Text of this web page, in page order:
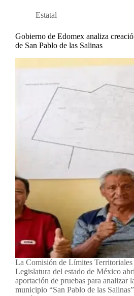
Estatal
Gobierno de Edomex analiza
de San Pablo de las Salinas
La Comisión de Límites Territoriales
Legislatura del estado de México
aportación de pruebas para analizar
municipio “San Pablo de las